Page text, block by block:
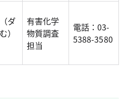
ダ
）
有害化学
物質調査
担当
電話：03-
5388-3580